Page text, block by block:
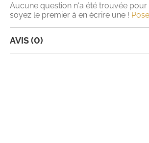
Aucune question n'a été trouvée
soyez le premier à en écrire une !
AVIS (0)